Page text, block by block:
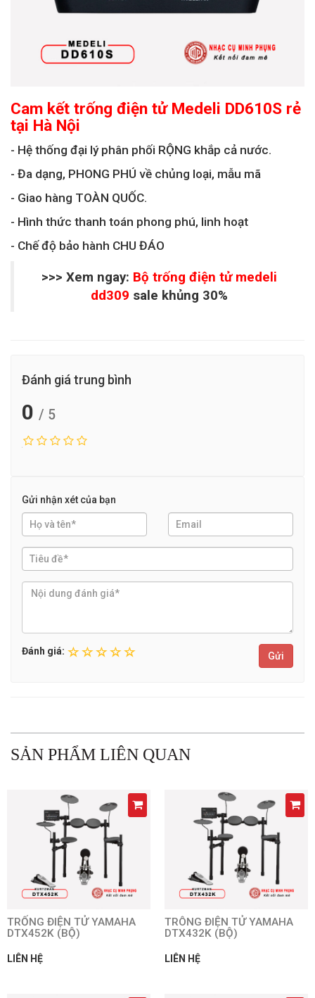
Cam kết trống điện tử Medeli DD610S rẻ
tại Hà Nội
- Hệ thống đại lý phân phối RỘNG khắp cả nước.
- Đa dạng, PHONG PHÚ về chủng loại, mẫu mã
- Giao hàng TOÀN QUỐC.
- Hình thức thanh toán phong phú, linh hoạt
- Chế độ bảo hành CHU ĐÁO
>>> Xem ngay: Bộ trống điện tử medeli
dd309 sale khủng 30%
Đánh giá trung bình
0 / 5
Gửi nhận xét của bạn
Đánh giá: Gửi
SẢN PHẨM LIÊN QUAN
TRỐNG ĐIỆN TỬ YAMAHA
DTX452K (BỘ)
LIÊN HỆ
TRÔNG ĐIỆN TỬ YAMAHA
DTX432K (BỘ)
LIÊN HỆ